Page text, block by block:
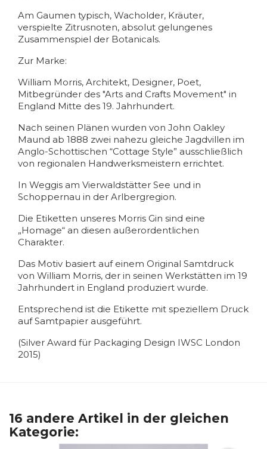
Am Gaumen typisch, Wacholder, Kräuter,
verspielte Zitrusnoten, absolut gelungenes
Zusammenspiel der Botanicals.
Zur Marke:
William Morris, Architekt, Designer, Poet,
Mitbegründer des "Arts and Crafts Movement" in
England Mitte des 19. Jahrhundert.
Nach seinen Plänen wurden von John Oakley
Maund ab 1888 zwei nahezu gleiche Jagdvillen im
Anglo-Schottischen “Cottage Style” ausschließlich
von regionalen Handwerksmeistern errichtet.
In Weggis am Vierwaldstätter See und in
Schoppernau in der Arlbergregion.
Die Etiketten unseres Morris Gin sind eine
„Homage“ an diesen außerordentlichen
Charakter.
Das Motiv basiert auf einem Original Samtdruck
von William Morris, der in seinen Werkstätten im 19
Jahrhundert in England produziert wurde.
Entsprechend ist die Etikette mit speziellem Druck
auf Samtpapier ausgeführt.
(Silver Award für Packaging Design IWSC London
2015)
16 andere Artikel in der gleichen
Kategorie: